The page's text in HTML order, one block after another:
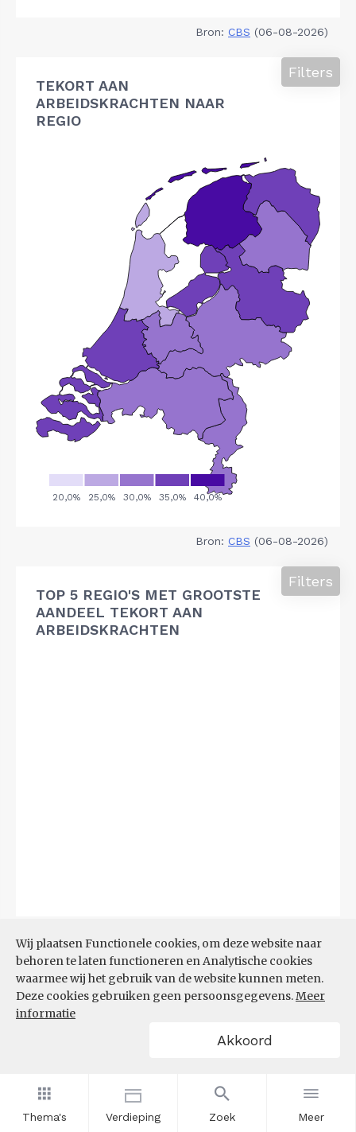
Thema's Verdieping Zoek Meer
Wij plaatsen Functionele cookies, om deze website naar
behoren te laten functioneren en Analytische cookies
waarmee wij het gebruik van de website kunnen meten.
Deze cookies gebruiken geen persoonsgegevens.Meer
informatie
Akkoord
Bron: CBS (06-08-2026)
TEKORT AAN
ARBEIDSKRACHTEN NAAR
REGIO
Filters
Bron: CBS (06-08-2026)
TOP 5 REGIO'S MET GROOTSTE
AANDEEL TEKORT AAN
ARBEIDSKRACHTEN
Filters
TOP 10 REGIO'S MET KLEINSTE
AANDEEL TEKORT AAN
ARBEIDSKRACHTEN
Filters